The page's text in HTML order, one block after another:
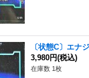
〔状態C〕エナ
3,980円(税込)
在庫数 1枚